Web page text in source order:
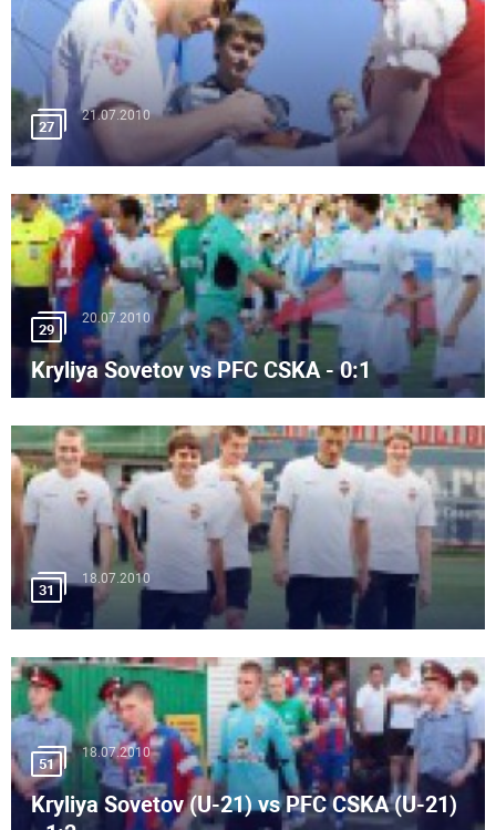
27
21.07.2010
29
20.07.2010
Kryliya Sovetov vs PFC CSKA - 0:1
31
18.07.2010
51
18.07.2010
Kryliya Sovetov (U-21) vs PFC CSKA (U-21)